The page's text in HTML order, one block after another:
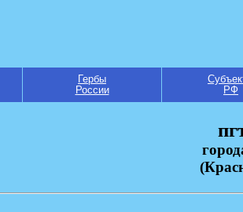
Гербы
России
РФ